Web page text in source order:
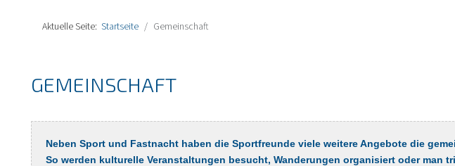
Aktuelle Seite: Startseite Gemeinschaft
GEMEINSCHAFT
Neben Sport und Fastnacht haben die Sportfreunde viele weitere Angebote die
So werden kulturelle Veranstaltungen besucht, Wanderungen organisiert oder man